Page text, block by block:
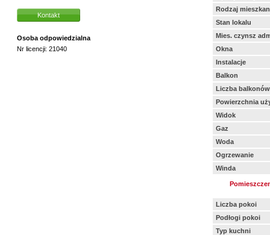
Kontakt
Osoba odpowiedzialna
Nr licencji: 21040
Rodzaj
Stan lokalu
Mies. czynsz
Okna
Instalacje
Balkon
Liczba balkonów
Powierzchnia
Widok
Gaz
Woda
Ogrzewanie
Winda
Liczba pokoi
Podłogi pokoi
Typ kuchni